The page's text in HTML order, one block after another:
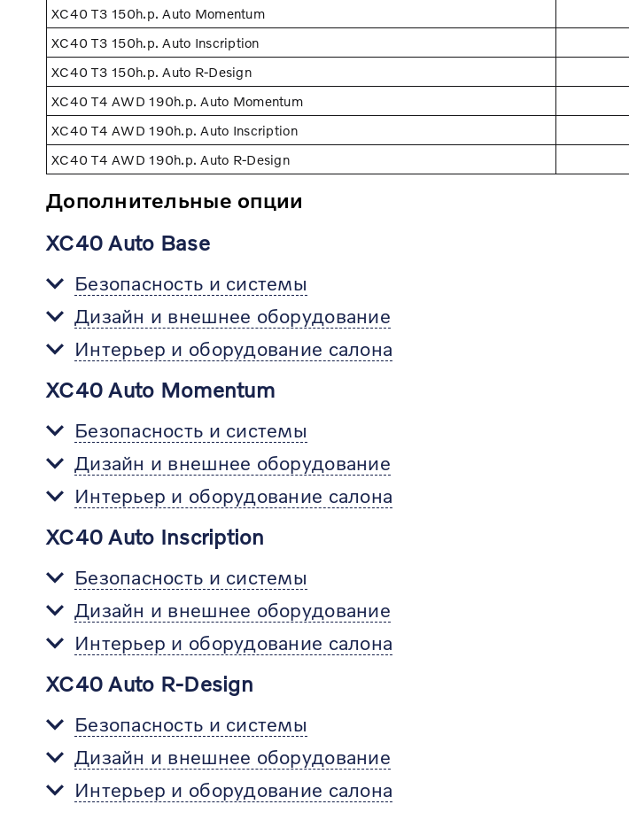
XC40 T3 150h.p. Auto Momentum
XC40 T3 150h.p. Auto Inscription
XC40 T3 150h.p. Auto R-Design
XC40 T4 AWD 190h.p. Auto Momentum
XC40 T4 AWD 190h.p. Auto Inscription
XC40 T4 AWD 190h.p. Auto R-Design
Дополнительные опции
XC40 Auto Base
Безопасность и системы
Дизайн и внешнее оборудование
Интерьер и оборудование салона
XC40 Auto Momentum
Безопасность и системы
Дизайн и внешнее оборудование
Интерьер и оборудование салона
XC40 Auto Inscription
Безопасность и системы
Дизайн и внешнее оборудование
Интерьер и оборудование салона
XC40 Auto R-Design
Безопасность и системы
Дизайн и внешнее оборудование
Интерьер и оборудование салона